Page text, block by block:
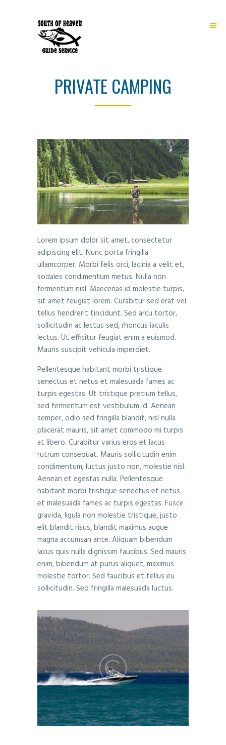
PRIVATE CAMPING
Lorem ipsum dolor sit amet, consectetur
adipiscing elit. Nunc porta fringilla
ullamcorper. Morbi felis orci, lacinia a velit et,
sodales condimentum metus. Nulla non
fermentum nisl. Maecenas id molestie turpis,
sit amet feugiat lorem. Curabitur sed erat vel
tellus hendrerit tincidunt. Sed arcu tortor,
sollicitudin ac lectus sed, rhoncus iaculis
lectus. Ut efficitur feugiat enim a euismod.
Mauris suscipit vehicula imperdiet.
Pellentesque habitant morbi tristique
senectus et netus et malesuada fames ac
turpis egestas. Ut tristique pretium tellus,
sed fermentum est vestibulum id. Aenean
semper, odio sed fringilla blandit, nisl nulla
placerat mauris, sit amet commodo mi turpis
at libero. Curabitur varius eros et lacus
rutrum consequat. Mauris sollicitudin enim
condimentum, luctus justo non, molestie nisl.
Aenean et egestas nulla. Pellentesque
habitant morbi tristique senectus et netus
et malesuada fames ac turpis egestas. Fusce
gravida, ligula non molestie tristique, justo
elit blandit risus, blandit maximus augue
magna accumsan ante. Aliquam bibendum
lacus quis nulla dignissim faucibus. Sed mauris
enim, bibendum at purus aliquet, maximus
molestie tortor. Sed faucibus et tellus eu
sollicitudin. Sed fringilla malesuada luctus.